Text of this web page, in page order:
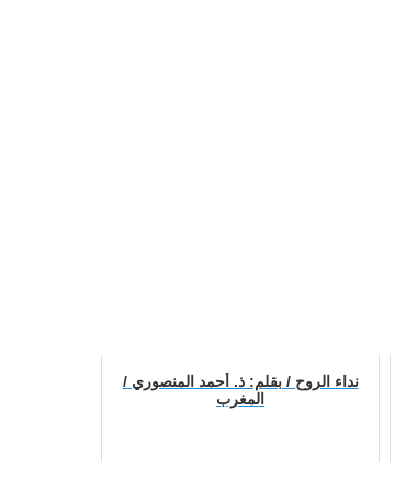
نداء الروح / بقلم: ذ. أحمد المنصوري /
المغرب